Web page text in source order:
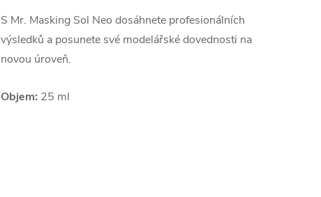
S Mr. Masking Sol Neo dosáhnete profesionálních
výsledků a posunete své modelářské dovednosti na
novou úroveň.
Objem: 25 ml